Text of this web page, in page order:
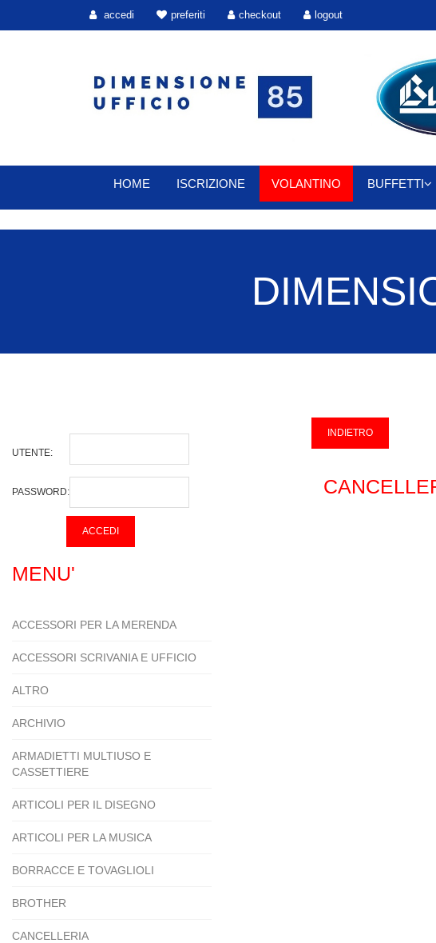
accedi preferiti checkout logout
HOME ISCRIZIONE VOLANTINO BUFFETTI
UTENTE:
PASSWORD:
MENU'
ACCESSORI PER LA MERENDA
ACCESSORI SCRIVANIA E UFFICIO
ALTRO
ARCHIVIO
ARMADIETTI MULTIUSO E
CASSETTIERE
ARTICOLI PER IL DISEGNO
ARTICOLI PER LA MUSICA
BORRACCE E TOVAGLIOLI
BROTHER
CANCELLERIA